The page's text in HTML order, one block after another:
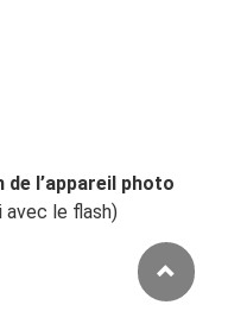
l’appareil photo
avec le flash)